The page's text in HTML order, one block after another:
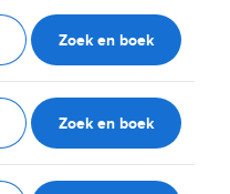
Zoek en boek
Zoek en boek